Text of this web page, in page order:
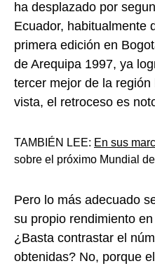
ha desplazado por
Ecuador, habitualmente
primera edición en
de Arequipa 1997, ya
tercer mejor de la
vista, el retroceso es
TAMBIÉN LEE: En sus
sobre el próximo Mundial
Pero lo más adecuado
su propio rendimiento
¿Basta contrastar el
obtenidas? No, porque